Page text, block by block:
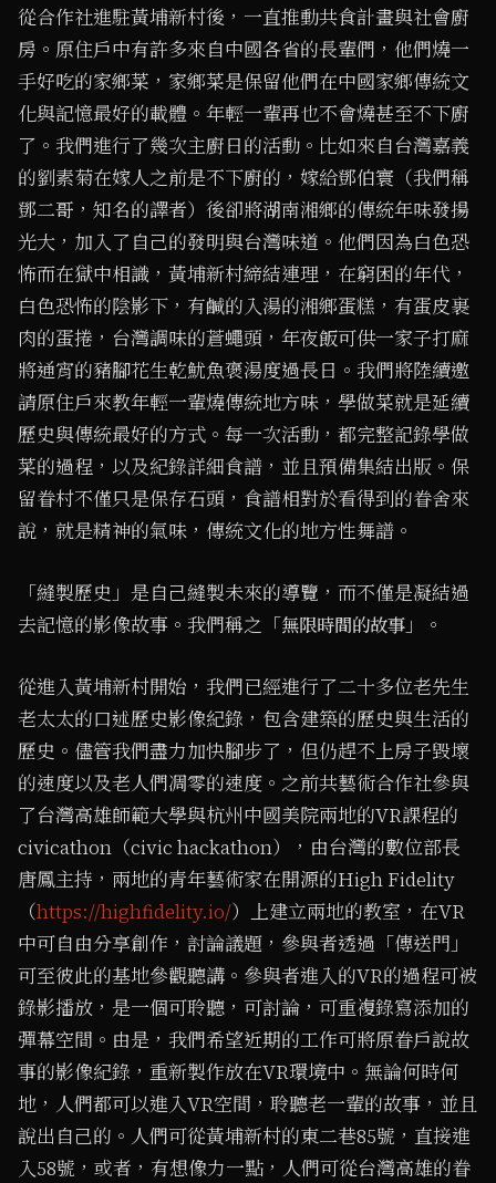
從合作社進駐黃埔新村後，一直推動共食計畫與社會廚
房。原住戶中有許多來自中國各省的長輩們，他們燒一
手好吃的家鄉菜，家鄉菜是保留他們在中國家鄉傳統文
化與記憶最好的載體。年輕一輩再也不會燒甚至不下廚
了。我們進行了幾次主廚日的活動。比如來自台灣嘉義
的劉素菊在嫁人之前是不下廚的，嫁給鄧伯寰（我們稱
鄧二哥，知名的譯者）後卻將湖南湘鄉的傳統年味發揚
光大，加入了自己的發明與台灣味道。他們因為白色恐
怖而在獄中相識，黃埔新村締結連理，在窮困的年代，
白色恐怖的陰影下，有鹹的入湯的湘鄉蛋糕，有蛋皮裹
肉的蛋捲，台灣調味的蒼蠅頭，年夜飯可供一家子打麻
將通宵的豬腳花生乾魷魚褒湯度過長日。我們將陸續邀
請原住戶來教年輕一輩燒傳統地方味，學做菜就是延續
歷史與傳統最好的方式。每一次活動，都完整記錄學做
菜的過程，以及紀錄詳細食譜，並且預備集結出版。保
留眷村不僅只是保存石頭，食譜相對於看得到的眷舍來
說，就是精神的氣味，傳統文化的地方性舞譜。
「縫製歷史」是自己縫製未來的導覽，而不僅是凝結過
去記憶的影像故事。我們稱之「無限時間的故事」。
從進入黃埔新村開始，我們已經進行了二十多位老先生
老太太的口述歷史影像紀錄，包含建築的歷史與生活的
歷史。儘管我們盡力加快腳步了，但仍趕不上房子毀壞
的速度以及老人們凋零的速度。之前共藝術合作社參與
了台灣高雄師範大學與杭州中國美院兩地的VR課程的
civicathon（civic hackathon），由台灣的數位部長
唐鳳主持，兩地的青年藝術家在開源的High Fidelity
（https://highfidelity.io/）上建立兩地的教室，在VR
中可自由分享創作，討論議題，參與者透過「傳送門」
可至彼此的基地參觀聽講。參與者進入的VR的過程可被
錄影播放，是一個可聆聽，可討論，可重複錄寫添加的
彈幕空間。由是，我們希望近期的工作可將原眷戶說故
事的影像紀錄，重新製作放在VR環境中。無論何時何
地，人們都可以進入VR空間，聆聽老一輩的故事，並且
說出自己的。人們可從黃埔新村的東二巷85號，直接進
入58號，或者，有想像力一點，人們可從台灣高雄的眷